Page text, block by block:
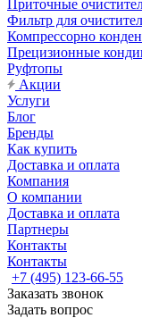
Приточные
Фильтр для
Компрессорно
Прецизионные
Руфтопы
Акции
Услуги
Блог
Бренды
Как купить
Доставка и оплата
Компания
О компании
Доставка и оплата
Партнеры
Контакты
Контакты
+7 (495) 123-66-55
Заказать звонок
Задать вопрос